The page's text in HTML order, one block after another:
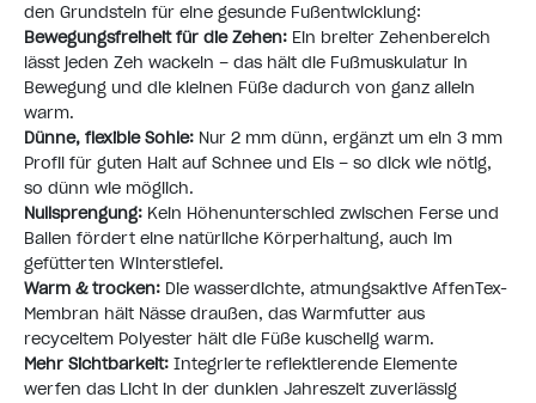
den Grundstein für eine gesunde Fußentwicklung:
Bewegungsfreiheit für die Zehen: Ein breiter Zehenbereich
lässt jeden Zeh wackeln – das hält die Fußmuskulatur in
Bewegung und die kleinen Füße dadurch von ganz allein
warm.
Dünne, flexible Sohle: Nur 2 mm dünn, ergänzt um ein 3 mm
Profil für guten Halt auf Schnee und Eis – so dick wie nötig,
so dünn wie möglich.
Nullsprengung: Kein Höhenunterschied zwischen Ferse und
Ballen fördert eine natürliche Körperhaltung, auch im
gefütterten Winterstiefel.
Warm & trocken: Die wasserdichte, atmungsaktive AffenTex-
Membran hält Nässe draußen, das Warmfutter aus
recyceltem Polyester hält die Füße kuschelig warm.
Mehr Sichtbarkeit: Integrierte reflektierende Elemente
werfen das Licht in der dunklen Jahreszeit zuverlässig